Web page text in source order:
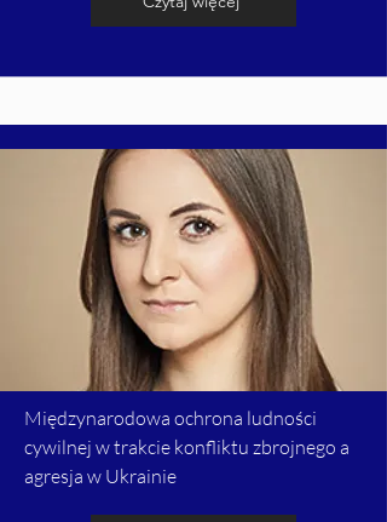
Międzynarodowa ochrona ludności
cywilnej w trakcie konfliktu zbrojnego a
agresja w Ukrainie